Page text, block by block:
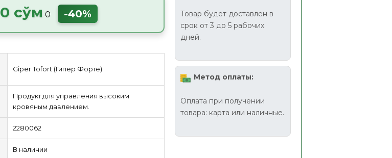
0 сўм 0 -40%
Giper Tofort (Гипер Форте)
Продукт для управления высоким
кровяным давлением.
2280062
В наличии
Товар будет доставлен в
срок от 3 до 5 рабочих
дней.
Метод оплаты:
Оплата при получении
товара: карта или наличные.